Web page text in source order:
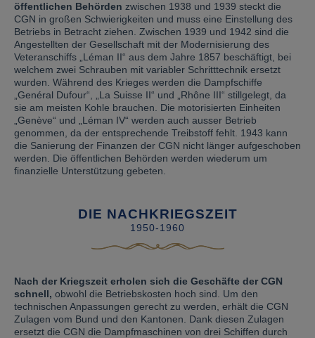
öffentlichen Behörden zwischen 1938 und 1939 steckt die
CGN in großen Schwierigkeiten und muss eine Einstellung des
Betriebs in Betracht ziehen. Zwischen 1939 und 1942 sind die
Angestellten der Gesellschaft mit der Modernisierung des
Veteranschiffs „Léman II“ aus dem Jahre 1857 beschäftigt, bei
welchem zwei Schrauben mit variabler Schritttechnik ersetzt
wurden. Während des Krieges werden die Dampfschiffe
„Genéral Dufour“, „La Suisse II“ und „Rhône III“ stillgelegt, da
sie am meisten Kohle brauchen. Die motorisierten Einheiten
„Genève“ und „Léman IV“ werden auch ausser Betrieb
genommen, da der entsprechende Treibstoff fehlt. 1943 kann
die Sanierung der Finanzen der CGN nicht länger aufgeschoben
werden. Die öffentlichen Behörden werden wiederum um
finanzielle Unterstützung gebeten.
DIE NACHKRIEGSZEIT
1950-1960
Nach der Kriegszeit erholen sich die Geschäfte der CGN
schnell, obwohl die Betriebskosten hoch sind. Um den
technischen Anpassungen gerecht zu werden, erhält die CGN
Zulagen vom Bund und den Kantonen. Dank diesen Zulagen
ersetzt die CGN die Dampfmaschinen von drei Schiffen durch